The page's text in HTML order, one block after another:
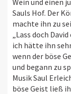
Sauls Hof. Der
machte ihn zu
„Lass doch
ich hätte ihn
wenn der böse
und begann zu
Musik Saul
böse Geist ließ